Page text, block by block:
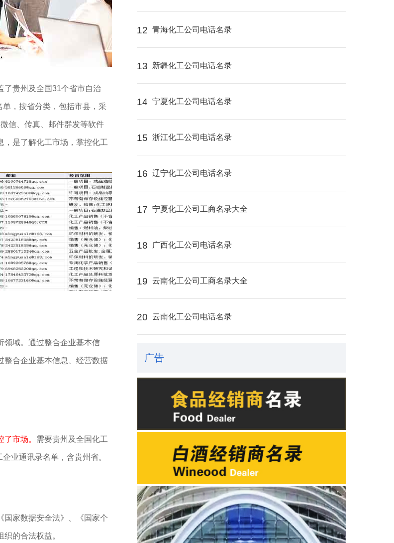
了贵州及全国31个省市自治
，按省分类，包括市县，采
信、传真、邮件群发等软件
，是了解化工市场，掌控化工
领域。通过整合企业基本信
整合企业基本信息、经营数据
市场。 需要贵州及全国化工
业通讯录名单，含贵州省。
国家数据安全法》、《国家个
的合法权益。
12 青海化工公司电话名录
13 新疆化工公司电话名录
14 宁夏化工公司电话名录
15 浙江化工公司电话名录
16 辽宁化工公司电话名录
17 宁夏化工公司工商名录大全
18 广西化工公司电话名录
19 云南化工公司工商名录大全
20 云南化工公司电话名录
广告